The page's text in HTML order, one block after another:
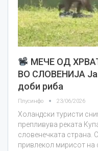
МЕЧЕ ОД
ВО СЛОВЕНИЈА Ја
доби риба
Плусинфо 23/06/2026
Холандски туристи
препливува реката
словенечката страна.
привлекол мирисот на